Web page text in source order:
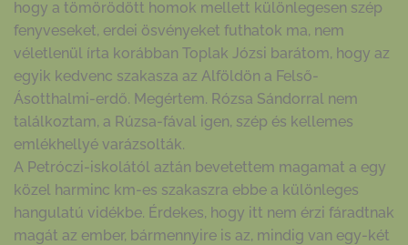
hogy a tömörödött homok mellett különlegesen szép
fenyveseket, erdei ösvényeket futhatok ma, nem
véletlenül írta korábban Toplak Józsi barátom, hogy az
egyik kedvenc szakasza az Alföldön a Felső-
Ásotthalmi-erdő. Megértem. Rózsa Sándorral nem
találkoztam, a Rúzsa-fával igen, szép és kellemes
emlékhellyé varázsolták.
A Petróczi-iskolától aztán bevetettem magamat a egy
közel harminc km-es szakaszra ebbe a különleges
hangulatú vidékbe. Érdekes, hogy itt nem érzi fáradtnak
magát az ember, bármennyire is az, mindig van egy-két